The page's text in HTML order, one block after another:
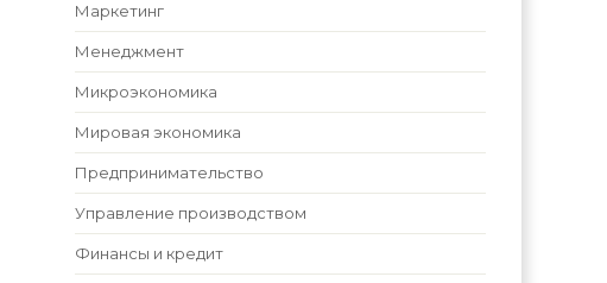
Маркетинг
Менеджмент
Микроэкономика
Мировая экономика
Предпринимательство
Управление производством
Финансы и кредит